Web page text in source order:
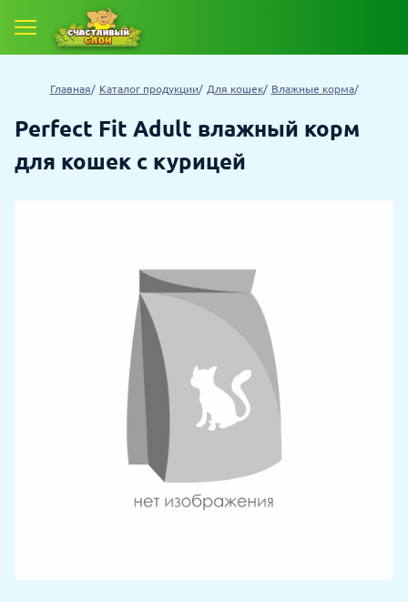
Главная Каталог продукции Для кошек Влажные корма
Perfect Fit Adult влажный корм
для кошек с курицей